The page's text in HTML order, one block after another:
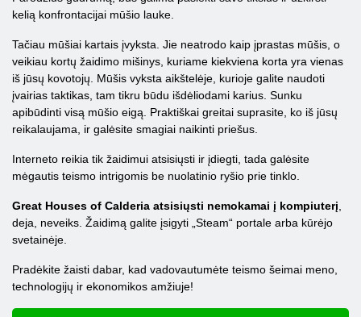
kelią konfrontacijai mūšio lauke.
Tačiau mūšiai kartais įvyksta. Jie neatrodo kaip įprastas mūšis, o
veikiau kortų žaidimo mišinys, kuriame kiekviena korta yra vienas
iš jūsų kovotojų. Mūšis vyksta aikštelėje, kurioje galite naudoti
įvairias taktikas, tam tikru būdu išdėliodami karius. Sunku
apibūdinti visą mūšio eigą. Praktiškai greitai suprasite, ko iš jūsų
reikalaujama, ir galėsite smagiai naikinti priešus.
Interneto reikia tik žaidimui atsisiųsti ir įdiegti, tada galėsite
mėgautis teismo intrigomis be nuolatinio ryšio prie tinklo.
Great Houses of Calderia atsisiųsti nemokamai į kompiuterį
deja, neveiks. Žaidimą galite įsigyti „Steam“ portale arba kūrėjo
svetainėje.
Pradėkite žaisti dabar, kad vadovautumėte teismo šeimai meno,
technologijų ir ekonomikos amžiuje!